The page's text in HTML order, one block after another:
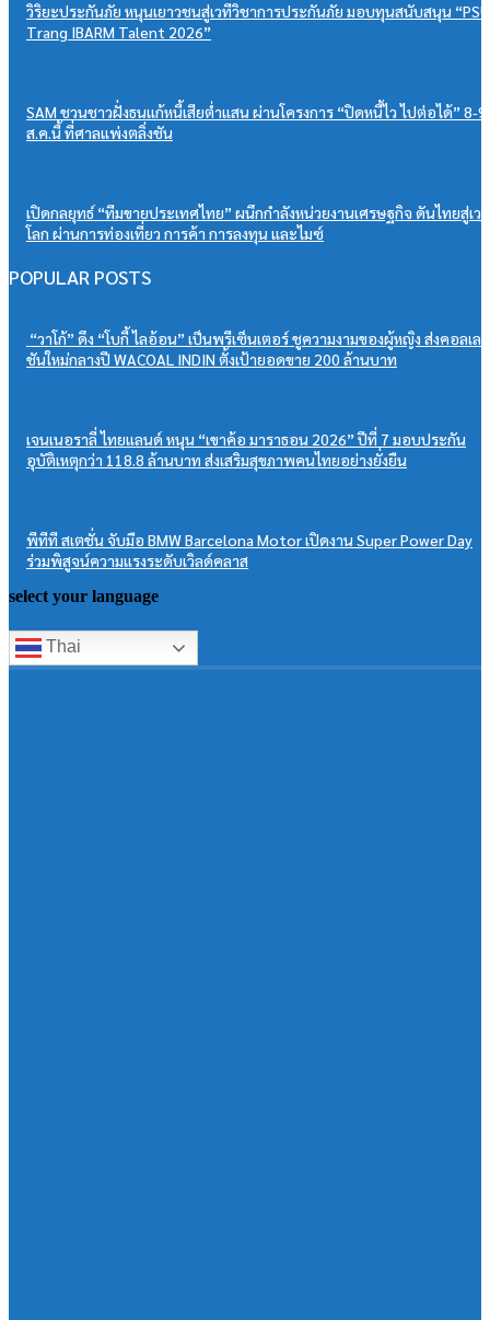
วิริยะประกันภัย หนุนเยาวชนสู่เวทีวิชาการประกันภัย มอบทุนสนับสนุน “PSU
Trang IBARM Talent 2026”
SAM ชวนชาวฝั่งธนแก้หนี้เสียต่ำแสน ผ่านโครงการ “ปิดหนี้ไว ไปต่อได้” 8-9
ส.ค.นี้ ที่ศาลแพ่งตลิ่งชัน
เปิดกลยุทธ์ “ทีมขายประเทศไทย” ผนึกกำลังหน่วยงานเศรษฐกิจ ดันไทยสู่เวที
โลก ผ่านการท่องเที่ยว การค้า การลงทุน และไมซ์
POPULAR POSTS
“วาโก้” ดึง “โบกี้ ไลอ้อน” เป็นพรีเซ็นเตอร์ ชูความงามของผู้หญิง ส่งคอลเลก
ชันใหม่กลางปี WACOAL INDIN ตั้งเป้ายอดขาย 200 ล้านบาท
เจนเนอราลี่ ไทยแลนด์ หนุน “เขาค้อ มาราธอน 2026” ปีที่ 7 มอบประกัน
อุบัติเหตุกว่า 118.8 ล้านบาท ส่งเสริมสุขภาพคนไทยอย่างยั่งยืน
พีทีที สเตชั่น จับมือ BMW Barcelona Motor เปิดงาน Super Power Day
ร่วมพิสูจน์ความแรงระดับเวิลด์คลาส
select your language
Thai